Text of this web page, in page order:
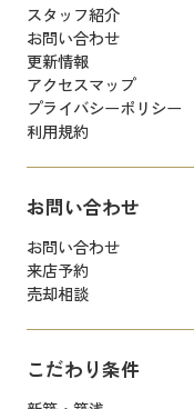
スタッフ紹介
お問い合わせ
更新情報
アクセスマップ
プライバシーポリシー
利用規約
お問い合わせ
お問い合わせ
来店予約
売却相談
こだわり条件